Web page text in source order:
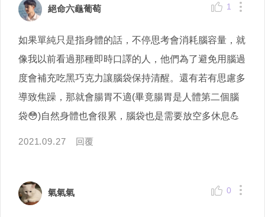
絕命六龜葡萄 1
如果單純只是指身體的話，不停思考會消耗腦容量，就
像我以前看過那種即時口譯的人，他們為了避免用腦過
度會補充吃黑巧克力讓腦袋保持清醒。還有若有思慮多
導致焦躁，那就會腸胃不適(畢竟腸胃是人體第二個腦
袋😳)自然身體也會很累，腦袋也是需要放空多休息💪
2021.09.27 回覆
氣氣氣 0